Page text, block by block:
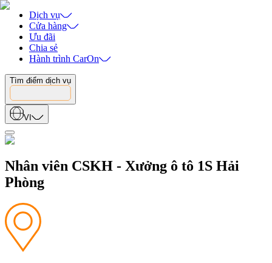
Dịch vụ
Cửa hàng
Ưu đãi
Chia sẻ
Hành trình CarOn
Tìm điểm dịch vụ
VI
Nhân viên CSKH - Xưởng ô tô 1S Hải
Phòng